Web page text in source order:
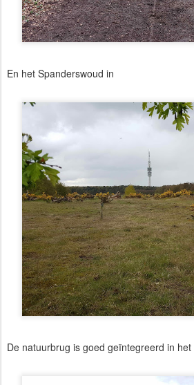
En het Spanderswoud in
De natuurbrug is goed geïntegreerd in